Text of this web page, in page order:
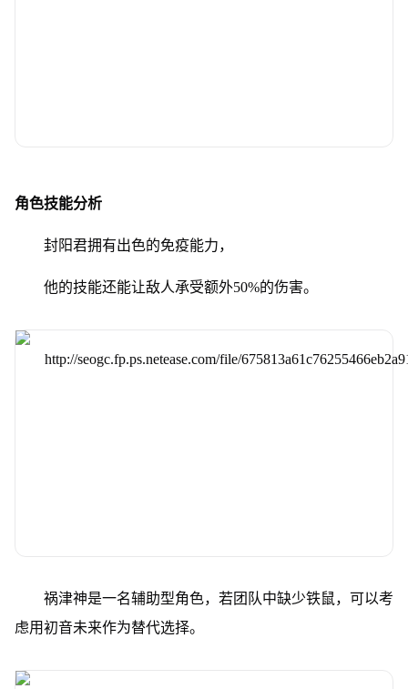
角色技能分析
封阳君拥有出色的免疫能力，
他的技能还能让敌人承受额外50%的伤害。
祸津神是一名辅助型角色，若团队中缺少铁鼠，可以考
虑用初音未来作为替代选择。